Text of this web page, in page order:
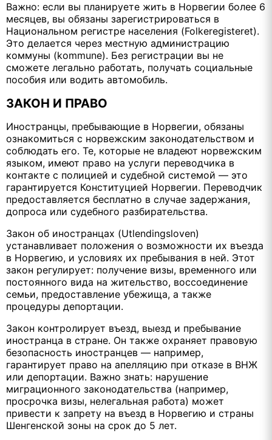
Важно: если вы планируете жить в Норвегии более 6
месяцев, вы обязаны зарегистрироваться в
Национальном регистре населения (Folkeregisteret).
Это делается через местную администрацию
коммуны (kommune). Без регистрации вы не
сможете легально работать, получать социальные
пособия или водить автомобиль.
ЗАКОН И ПРАВО
Иностранцы, пребывающие в Норвегии, обязаны
ознакомиться с норвежским законодательством и
соблюдать его. Те, которые не владеют норвежским
языком, имеют право на услуги переводчика в
контакте с полицией и судебной системой — это
гарантируется Конституцией Норвегии. Переводчик
предоставляется бесплатно в случае задержания,
допроса или судебного разбирательства.
Закон об иностранцах (Utlendingsloven)
устанавливает положения о возможности их въезда
в Норвегию, и условиях их пребывания в ней. Этот
закон регулирует: получение визы, временного или
постоянного вида на жительство, воссоединение
семьи, предоставление убежища, а также
процедуры депортации.
Закон контролирует въезд, выезд и пребывание
иностранца в стране. Он также охраняет правовую
безопасность иностранцев — например,
гарантирует право на апелляцию при отказе в ВНЖ
или депортации. Важно знать: нарушение
миграционного законодательства (например,
просрочка визы, нелегальная работа) может
привести к запрету на въезд в Норвегию и страны
Шенгенской зоны на срок до 5 лет.